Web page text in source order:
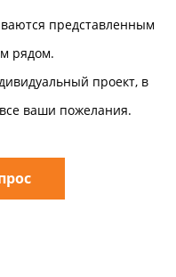
представленным
рядом.
проект, в
ваши пожелания.